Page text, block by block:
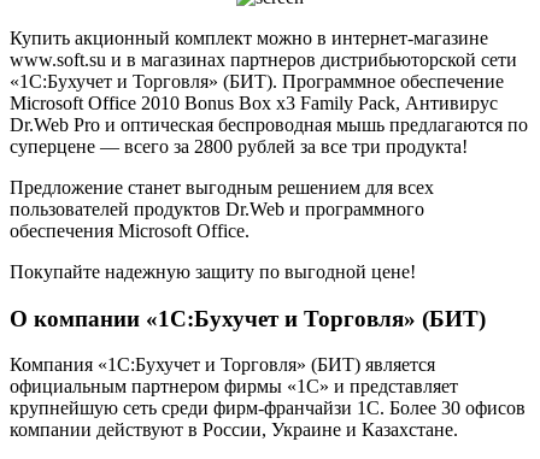
Купить акционный комплект можно в интернет-магазине
www.soft.su и в магазинах партнеров дистрибьюторской сети
«1С:Бухучет и Торговля» (БИТ). Программное обеспечение
Microsoft Office 2010 Bonus Box x3 Family Pack, Антивирус
Dr.Web Pro и оптическая беспроводная мышь предлагаются по
суперцене — всего за 2800 рублей за все три продукта!
Предложение станет выгодным решением для всех
пользователей продуктов Dr.Web и программного
обеспечения Microsoft Office.
Покупайте надежную защиту по выгодной цене!
О компании «1С:Бухучет и Торговля» (БИТ)
Компания «1С:Бухучет и Торговля» (БИТ) является
официальным партнером фирмы «1С» и представляет
крупнейшую сеть среди фирм-франчайзи 1С. Более 30 офисов
компании действуют в России, Украине и Казахстане.